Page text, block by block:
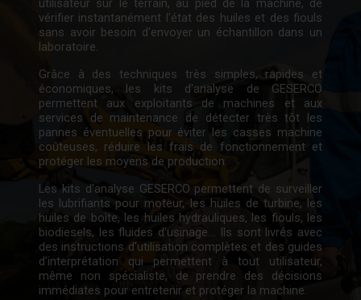
vérifier instantanément l'état des huiles et des fiouls
sans avoir besoin d'envoyer un échantillon dans un
laboratoire.
Grâce à des techniques très simples, rapides et
économiques, les kits d'analyse de GESERCO
permettent aux exploitants de machines et aux
services de maintenance de détecter très tôt les
pannes éventuelles pour éviter les casses machine
coûteuses, réduire les frais de fonctionnement et
protéger les moyens de production.
Les kits d'analyse GESERCO permettent de surveiller
les lubrifiants pour moteur, les huiles de turbine, les
huiles de boîte, les huiles hydrauliques, les fiouls, les
biodiesels, les fluides d'usinage... Ils sont livrés avec
des instructions d'utilisation complètes et des guides
d'interprétation qui permettent à tout utilisateur,
même non spécialiste, de prendre des décisions
immédiates pour entretenir et protéger la machine.